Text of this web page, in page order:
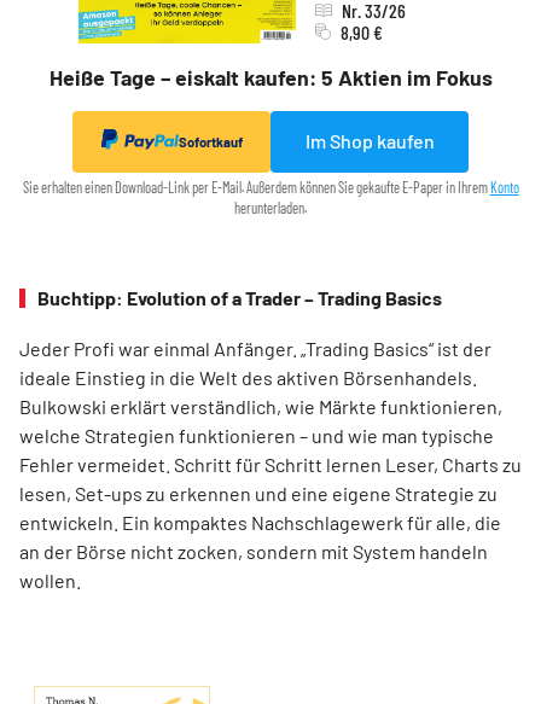
Heiße Tage – eiskalt kaufen: 5 Aktien im Fokus
Nr. 33/26
8,90 €
Sofortkauf Im Shop kaufen
Sie erhalten einen Download-Link per E-Mail. Außerdem können Sie gekaufte E-Paper in IhremKonto
herunterladen.
Buchtipp: Evolution of a Trader – Trading Basics
Jeder Profi war einmal Anfänger. „Trading Basics“ ist der
ideale Einstieg in die Welt des aktiven Börsenhandels.
Bulkowski erklärt verständlich, wie Märkte funktionieren,
welche Strategien funktionieren – und wie man typische
Fehler vermeidet. Schritt für Schritt lernen Leser, Charts zu
lesen, Set-ups zu erkennen und eine eigene Strategie zu
entwickeln. Ein kompaktes Nachschlagewerk für alle, die
an der Börse nicht zocken, sondern mit System handeln
wollen.